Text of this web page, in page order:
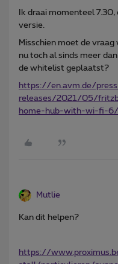
Ik draai momenteel
versie.
Misschien moet de
nu toch al sinds meer
de whitelist geplaatst?
https://en.avm.de/
releases/2021/05/
home-hub-with-wi-fi-6/
Mutlie
Kan dit helpen?
https://